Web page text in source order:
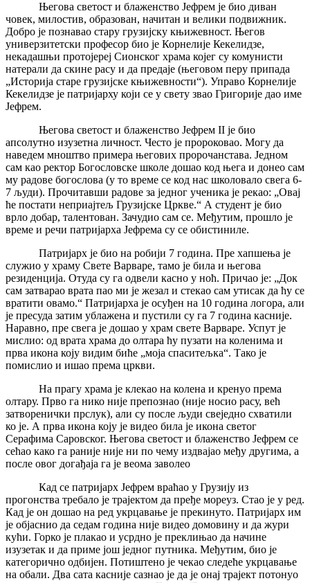
Његова светост и блаженство Јефрем је био диван
човек, милостив, образован, начитан и велики подвижник.
Добро је познавао стару грузијску књижевност. Његов
универзитетски професор био је Корнелије Кекелидзе,
некадашњи протојереј Сионског храма којег су комунисти
натерали да скине расу и да предаје (његовом перу припада
„Историја старе грузијске књижевности“). Управо Корнелије
Кекелидзе је патријарху који се у свету звао Григорије дао име
Јефрем.
Његова светост и блаженство Јефрем II је био
апсолутно изузетна личност. Често је пророковао. Могу да
наведем мноштво примера његових пророчанстава. Једном
сам као ректор Богословске школе дошао код њега и донео сам
му радове богослова (у то време се код нас школовало свега 6-
7 људи). Прочитавши радове за једног ученика је рекао: „Овај
ће постати неприајтељ Грузијске Цркве.“ А студент је био
врло добар, талентован. Зачудио сам се. Међутим, прошло је
време и речи патријарха Јефрема су се обистиниле.
Патријарх је био на робији 7 година. Пре хапшења је
служио у храму Свете Варваре, тамо је била и његова
резиденција. Отуда су га одвели касно у ноћ. Причао је: „Док
сам затварао врата пао ми је жезал и стекао сам утисак да ћу се
вратити овамо.“ Патријарха је осуђен на 10 година логора, али
је пресуда затим ублажена и пустили су га 7 година касније.
Наравно, пре свега је дошао у храм свете Варваре. Успут је
мислио: од врата храма до олтара ћу пузати на коленима и
прва икона коју видим биће „моја спаситељка“. Тако је
помислио и ишао према цркви.
На прагу храма је клекао на колена и кренуо према
олтару. Прво га нико није препознао (није носио расу, већ
затворенички прслук), али су после људи свеједно схватили
ко је. А прва икона коју је видео била је икона светог
Серафима Саровског. Његова светост и блаженство Јефрем се
сећао како га раније није ни по чему издвајао међу другима, а
после овог догађаја га је веома заволео
Кад се патријарх Јефрем враћао у Грузију из
прогонства требало је трајектом да пређе мореуз. Стао је у ред.
Кад је он дошао на ред укрцавање је прекинуто. Патријарх им
је објаснио да седам година није видео домовину и да жури
кући. Горко је плакао и усрдно је преклињао да начине
изузетак и да приме још једног путника. Међутим, био је
категорично одбијен. Потиштено је чекао следеће укрцавање
на обали. Два сата касније сазнао је да је онај трајект потонуо